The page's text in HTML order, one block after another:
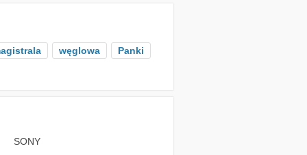
węglowa Panki
SONY